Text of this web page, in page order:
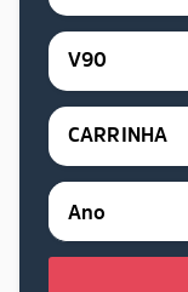
V90
CARRINHA